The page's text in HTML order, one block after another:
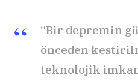
“Bir depremin
önceden
teknolojik